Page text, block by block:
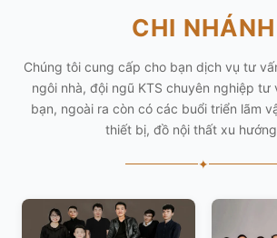
CHI NHÁNH
Chúng tôi cung cấp cho bạn dịch vụ tư
ngôi nhà, đội ngũ KTS chuyên nghiệp tư
bạn, ngoài ra còn có các buổi triển lãm
thiết bị, đồ nội thất xu
✦